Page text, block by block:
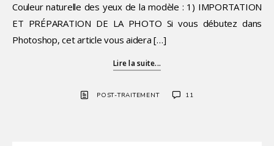
Couleur naturelle des yeux de la modèle : 1) IMPORTATION
ET PRÉPARATION DE LA PHOTO Si vous débutez dans
Photoshop, cet article vous aidera […]
Lire la suite...
POST-TRAITEMENT 11